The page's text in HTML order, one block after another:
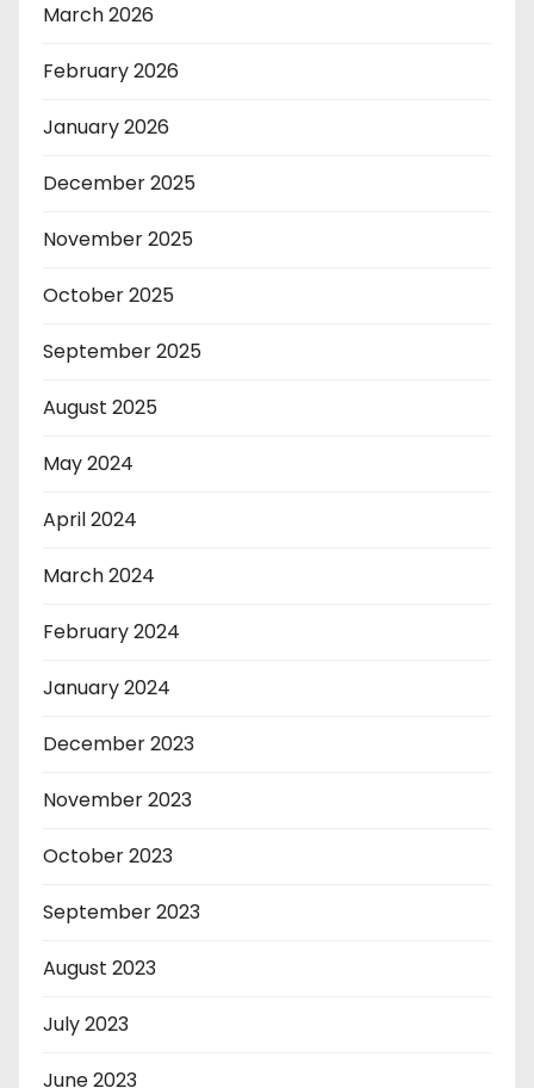
March 2026
February 2026
January 2026
December 2025
November 2025
October 2025
September 2025
August 2025
May 2024
April 2024
March 2024
February 2024
January 2024
December 2023
November 2023
October 2023
September 2023
August 2023
July 2023
June 2023